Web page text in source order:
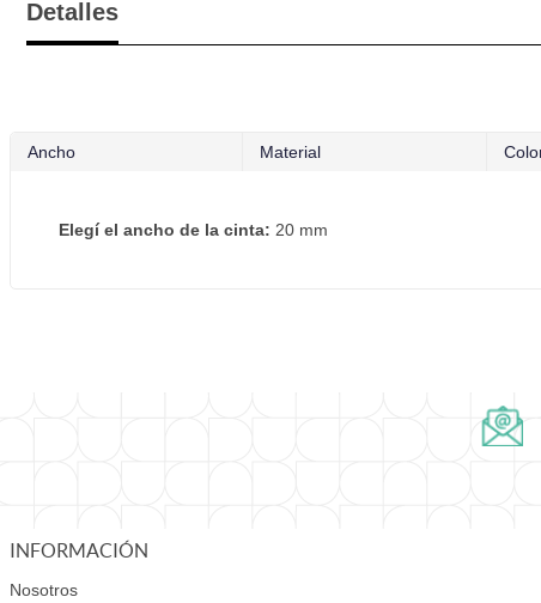
Detalles
Ancho Material
Elegí el ancho de la cinta: 20 mm
INFORMACIÓN
Nosotros